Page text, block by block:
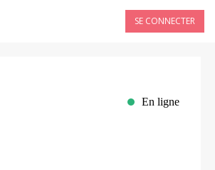
SE CONNECTER
En ligne